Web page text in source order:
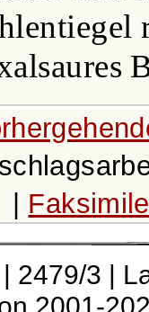
Faksimile
2479/3 |
2001-